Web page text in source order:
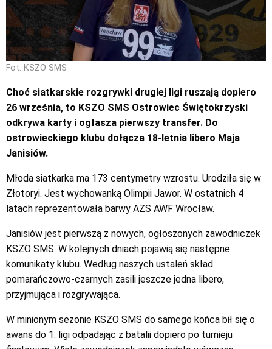
Fot. KSZO SMS
Choć siatkarskie rozgrywki drugiej ligi ruszają dopiero
26 września, to KSZO SMS Ostrowiec Świętokrzyski
odkrywa karty i ogłasza pierwszy transfer. Do
ostrowieckiego klubu dołącza 18-letnia libero Maja
Janisiów.
Młoda siatkarka ma 173 centymetry wzrostu. Urodziła się w
Złotoryi. Jest wychowanką Olimpii Jawor. W ostatnich 4
latach reprezentowała barwy AZS AWF Wrocław.
Janisiów jest pierwszą z nowych, ogłoszonych zawodniczek
KSZO SMS. W kolejnych dniach pojawią się następne
komunikaty klubu. Według naszych ustaleń skład
pomarańczowo-czarnych zasili jeszcze jedna libero,
przyjmująca i rozgrywająca.
W minionym sezonie KSZO SMS do samego końca bił się o
awans do 1. ligi odpadając z batalii dopiero po turnieju